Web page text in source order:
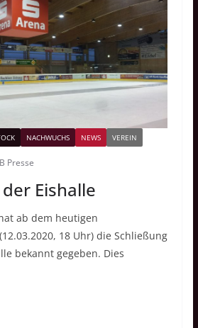
NACHWUCHS NEWS VEREIN
Presse
Eishalle
ab dem heutigen
18 Uhr) die Schließung
bekannt gegeben. Dies